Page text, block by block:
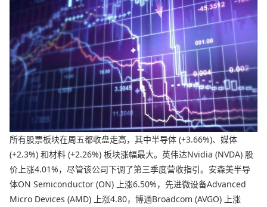
所有股票板块在周五都收盘走高，其中半导体 (+3.66%)、媒体
(+2.3%) 和材料 (+2.26%) 板块涨幅最大。英伟达Nvidia (NVDA) 股
价上涨4.01%，尽管该公司下调了第三季度营收指引。安森美半导
体ON Semiconductor (ON) 上涨6.50%，先进微设备Advanced
Micro Devices (AMD) 上涨4.80，博通Broadcom (AVGO) 上涨